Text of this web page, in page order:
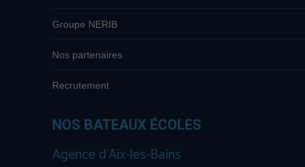
Groupe NERIB
Nos partenaires
Recrutement
NOS BATEAUX ÉCOLES
Agence d’Aix-les-Bains